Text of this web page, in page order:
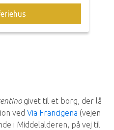
givet til et borg, der lå
ved Via Francigena (vejen
i Middelalderen, på vej til